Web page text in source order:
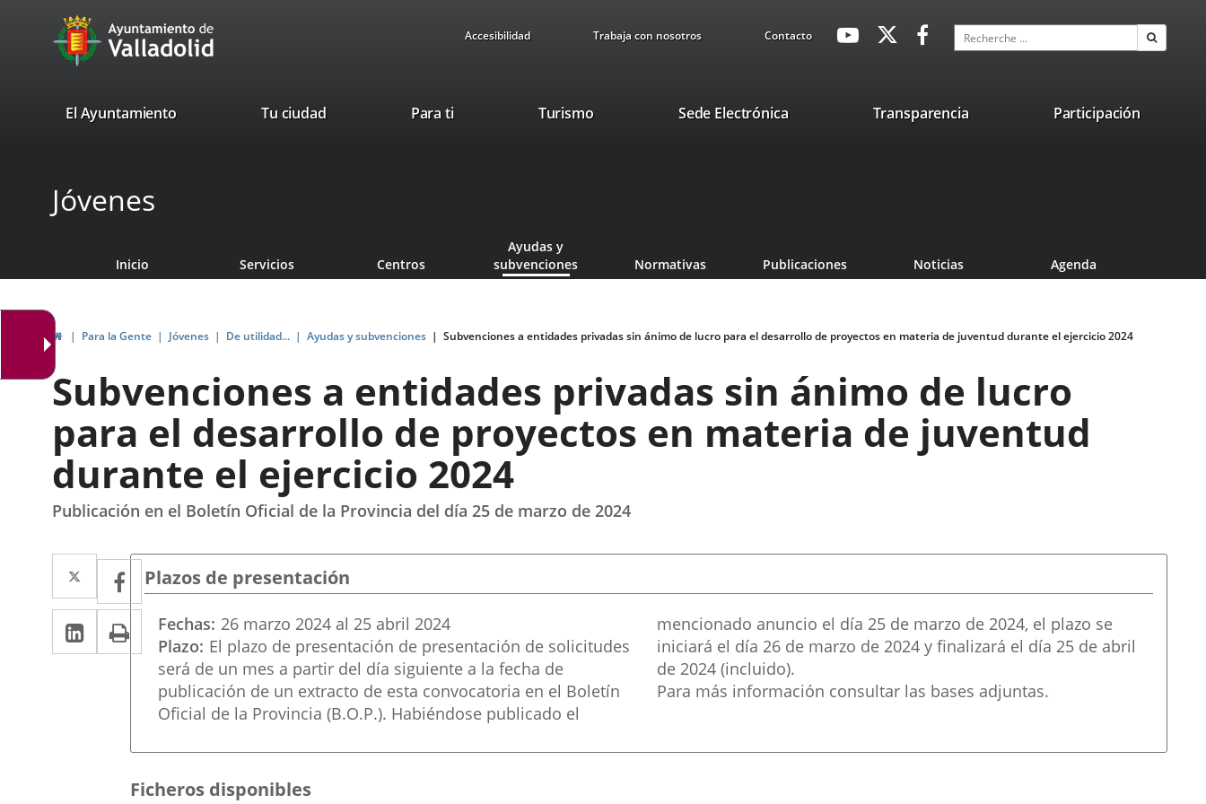
Portal
Web
Ayuntamiento
Valladolid
Accesibilidad Trabaja con nosotros ContactoavaHeaderSocial
Enlace
externa.
Enlace
aplicación
externa.
Enlace
aplicación
externa.
Recherche
valladolid.es
El Ayuntamiento Tu ciudad Para ti TurismoEste
Sede ElectrónicaEnlace
Transparencia Participación
Jóvenes
Inicio Servicios Centros
Ayudas y
subvenciones
Normativas Publicaciones Noticias Agenda
InicioPara la Gente Jóvenes De utilidad... Ayudas y subvenciones Subvenciones a entidades privadas sin ánimo de lucro para el desarrollo de proyectos en materia de juventud durante el ejercicio 2024
Subvenciones a entidades privadas sin ánimo de lucro
para el desarrollo de proyectos en materia de juventud
durante el ejercicio 2024
Publicación en el Boletín Oficial de la Provincia del día 25 de marzo de 2024
Twitter
Enlace
a
una
aplicación
externa.
Facebook
Enlace
a
una
aplicación
externa.
LinkedIn
Enlace
a
aplicación
externa.
Imprimir
Plazos de presentación
Fechas 26 marzo 2024 al 25 abril 2024
Plazo El plazo de presentación de presentación de solicitudes
será de un mes a partir del día siguiente a la fecha de
publicación de un extracto de esta convocatoria en el Boletín
Oficial de la Provincia (B.O.P.). Habiéndose publicado el
mencionado anuncio el día 25 de marzo de 2024, el plazo se
iniciará el día 26 de marzo de 2024 y finalizará el día 25 de abril
de 2024 (incluido).
Para más información consultar las bases adjuntas.
Ficheros disponibles